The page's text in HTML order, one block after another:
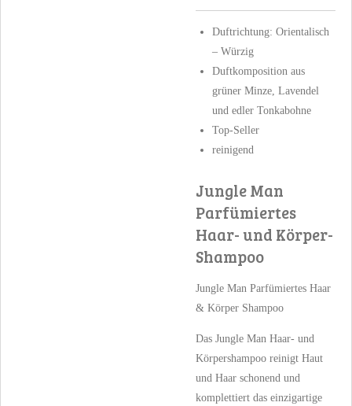
Duftrichtung: Orientalisch
– Würzig
Duftkomposition aus
grüner Minze, Lavendel
und edler Tonkabohne
Top-Seller
reinigend
Jungle Man
Parfümiertes
Haar- und Körper-
Shampoo
Jungle Man Parfümiertes Haar
& Körper Shampoo
Das Jungle Man Haar- und
Körpershampoo reinigt Haut
und Haar schonend und
komplettiert das einzigartige